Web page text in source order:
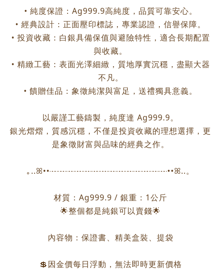
• 純度保證：Ag999.9高純度，品質可靠安心。
• 經典設計：正面壓印標誌，專業認證，信譽保障。
• 投資收藏：白銀具備保值與避險特性，適合長期配置
與收藏。
• 精緻工藝：表面光澤細緻，質地厚實沉穩，盡顯大器
不凡。
• 饋贈佳品：象徵純潔與富足，送禮獨具意義。
以嚴謹工藝鑄製，純度達 Ag999.9。
銀光熠熠，質感沉穩，不僅是投資收藏的理想選擇，更
是象徵財富與品味的經典之作。
｡..ꕤ••┈┈┈┈┈┈┈┈┈┈┈┈┈┈••ꕤ..。
材質：Ag999.9 / 銀重：1公斤
🌟整個都是純銀可以賣錢🌟
內容物：保證書、精美盒裝、提袋
💲因金價每日浮動，無法即時更新價格